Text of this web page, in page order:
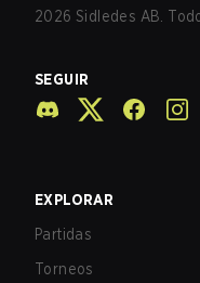
2026 Sidledes AB.
SEGUIR
EXPLORAR
Partidas
Torneos